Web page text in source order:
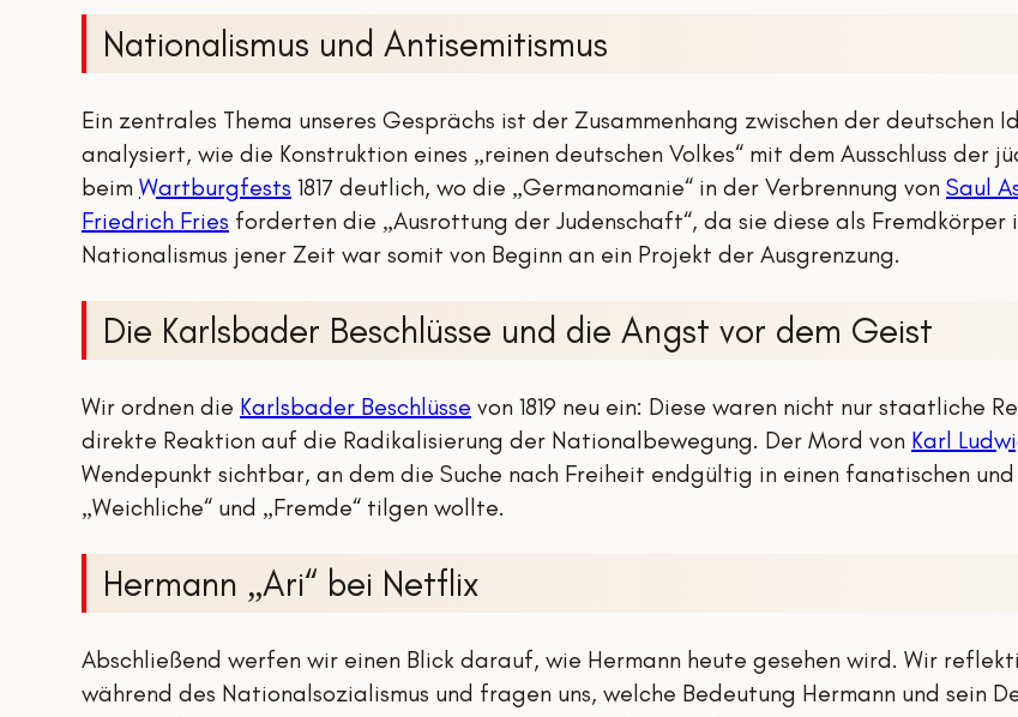
Nationalismus und Antisemitismus
Ein zentrales Thema unseres Gesprächs ist der Zusammenhang zwischen der deutschen
analysiert, wie die Konstruktion eines „reinen deutschen Volkes“ mit dem Ausschluss der
beim Wartburgfests 1817 deutlich, wo die „Germanomanie“ in der Verbrennung von Saul
Friedrich Fries forderten die „Ausrottung der Judenschaft“, da sie diese als
Nationalismus jener Zeit war somit von Beginn an ein Projekt der Ausgrenzung.
Die Karlsbader Beschlüsse und die Angst vor dem Geist
Wir ordnen die Karlsbader Beschlüsse von 1819 neu ein: Diese waren nicht nur staatliche
direkte Reaktion auf die Radikalisierung der Nationalbewegung. Der Mord von Karl
Wendepunkt sichtbar, an dem die Suche nach Freiheit endgültig in einen fanatischen
„Weichliche“ und „Fremde“ tilgen wollte.
Hermann „Ari“ bei Netflix
Abschließend werfen wir einen Blick darauf, wie Hermann heute gesehen wird. Wir
während des Nationalsozialismus und fragen uns, welche Bedeutung Hermann und sein